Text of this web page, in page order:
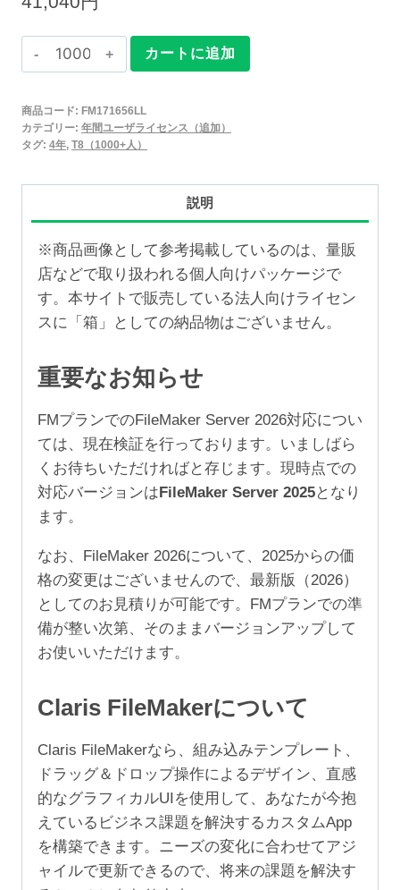
Claris
FileMaker
年
間
ザ
ラ
イ
セ
ン
追
加
4
年
（1,000+ユ
ー
ザ）
カートに追加
商品コード: FM171656LL
カテゴリー: 年間ユーザライセンス（追加）
タグ: 4年, T8（1000+人）
説明
※商品画像として参考掲載しているのは、量販
店などで取り扱われる個人向けパッケージで
す。本サイトで販売している法人向けライセン
スに「箱」としての納品物はございません。
重要なお知らせ
FMプランでのFileMaker Server 2026対応につい
ては、現在検証を行っております。いましばら
くお待ちいただければと存じます。現時点での
対応バージョンは FileMaker Server 2025となり
ます。
なお、FileMaker 2026について、2025からの価
格の変更はございませんので、最新版（2026）
としてのお見積りが可能です。FMプランでの準
備が整い次第、そのままバージョンアップして
お使いいただけます。
Claris FileMakerについて
Claris FileMakerなら、組み込みテンプレート、
ドラッグ＆ドロップ操作によるデザイン、直感
的なグラフィカルUIを使用して、あなたが今抱
えているビジネス課題を解決するカスタムApp
を構築できます。ニーズの変化に合わせてアジ
ャイルで更新できるので、将来の課題を解決す